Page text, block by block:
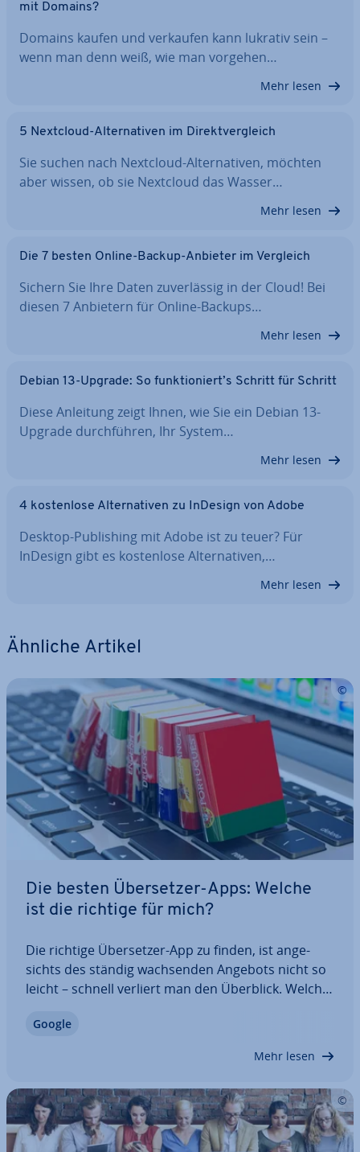
mit Domains?
Domains kaufen und verkaufen kann lukrativ sein –
wenn man denn weiß, wie man vorgehen…
Mehr lesen
5 Nextcloud-Al­ter­na­ti­ven im Di­rekt­ver­gleich
Sie suchen nach Nextcloud-Al­ter­na­ti­ven, möchten
aber wissen, ob sie Nextcloud das Wasser…
Mehr lesen
Die 7 besten Online-Backup-Anbieter im Vergleich
Sichern Sie Ihre Daten zu­ver­läs­sig in der Cloud! Bei
diesen 7 Anbietern für Online-Backups…
Mehr lesen
Debian 13-Upgrade: So funk­tio­niert’s Schritt für Schritt
Diese Anleitung zeigt Ihnen, wie Sie ein Debian 13-
Upgrade durch­füh­ren, Ihr System…
Mehr lesen
4 kos­ten­lo­se Al­ter­na­ti­ven zu InDesign von Adobe
Desktop-Pu­bli­shing mit Adobe ist zu teuer? Für
InDesign gibt es kos­ten­lo­se Al­ter­na­ti­ven,…
Mehr lesen
Ähnliche Artikel
Die besten Über­set­zer-Apps: Welche
ist die richtige für mich?
Die richtige Über­set­zer-App zu finden, ist an­ge­
sichts des ständig wach­sen­den Angebots nicht so
leicht – schnell verliert man den Überblick. Welche
besonders emp­feh­lens­wert? Wir bieten eine aus­
Google
Mehr lesen